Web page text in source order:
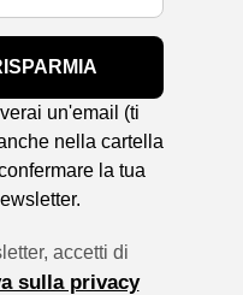
un'email (ti
nella cartella
la tua
accetti di
sulla privacy